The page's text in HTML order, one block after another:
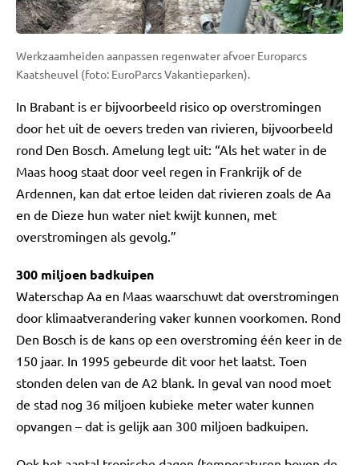
Werkzaamheiden aanpassen regenwater afvoer Europarcs
Kaatsheuvel (foto: EuroParcs Vakantieparken).
In Brabant is er bijvoorbeeld risico op overstromingen
door het uit de oevers treden van rivieren, bijvoorbeeld
rond Den Bosch. Amelung legt uit: “Als het water in de
Maas hoog staat door veel regen in Frankrijk of de
Ardennen, kan dat ertoe leiden dat rivieren zoals de Aa
en de Dieze hun water niet kwijt kunnen, met
overstromingen als gevolg.”
300 miljoen badkuipen
Waterschap Aa en Maas waarschuwt dat overstromingen
door klimaatverandering vaker kunnen voorkomen. Rond
Den Bosch is de kans op een overstroming één keer in de
150 jaar. In 1995 gebeurde dit voor het laatst. Toen
stonden delen van de A2 blank. In geval van nood moet
de stad nog 36 miljoen kubieke meter water kunnen
opvangen – dat is gelijk aan 300 miljoen badkuipen.